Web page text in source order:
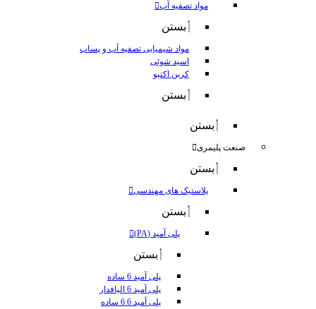
مواد تصفیه آب
بستن
مواد شیمیایی تصفیه آب و پساب
اسید شوئی
کربن اکتیو
بستن
بستن
صنعت پلیمری
بستن
پلاستیک های مهندسی
بستن
پلی آمید (PA)
بستن
پلی آمید 6 ساده
پلی آمید 6 الیافدار
پلی آمید 6.6 ساده